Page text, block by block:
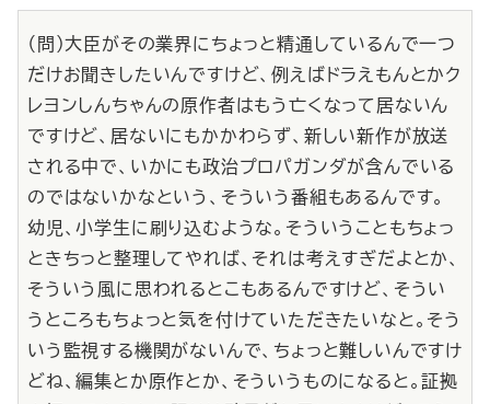
（問）大臣がその業界にちょっと精通しているんで一つ
だけお聞きしたいんですけど、例えばドラえもんとかク
レヨンしんちゃんの原作者はもう亡くなって居ないん
ですけど、居ないにもかかわらず、新しい新作が放送
される中で、いかにも政治プロパガンダが含んでいる
のではないかなという、そういう番組もあるんです。
幼児、小学生に刷り込むような。そういうこともちょっ
ときちっと整理してやれば、それは考えすぎだよとか、
そういう風に思われるとこもあるんですけど、そうい
うところもちょっと気を付けていただきたいなと。そう
いう監視する機関がないんで、ちょっと難しいんですけ
どね、編集とか原作とか、そういうものになると。証拠